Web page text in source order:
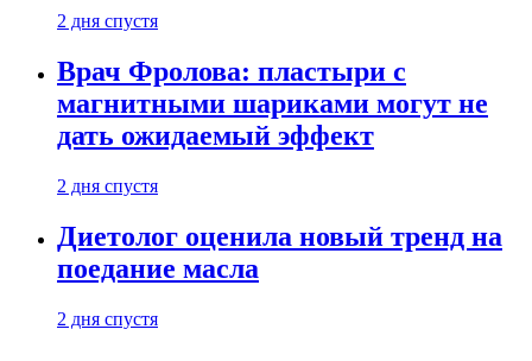
2 дня спустя
Врач Фролова: пластыри с
магнитными шариками могут не
дать ожидаемый эффект
2 дня спустя
Диетолог оценила новый тренд на
поедание масла
2 дня спустя